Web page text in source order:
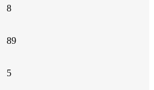
8
89
5